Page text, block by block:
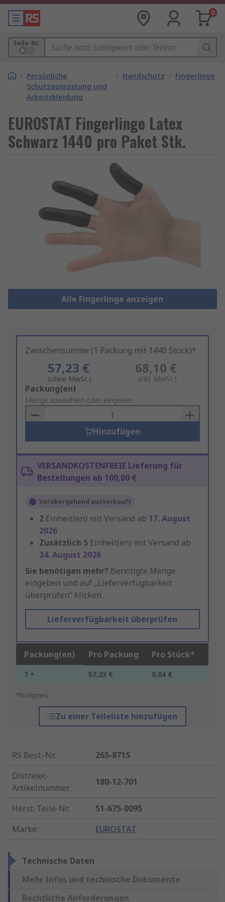
0
Teile-Nr.
/ Persönliche
Schutzausrüstung und
Arbeitskleidung
/ Handschutz / Fingerlinge
EUROSTAT Fingerlinge Latex
Schwarz 1440 pro Paket Stk.
Alle Fingerlinge anzeigen
Zwischensumme (1 Packung mit 1440 Stück)*
57,23 €
(ohne MwSt.)
68,10 €
(inkl. MwSt.)
Add
to
Basket
Packung(en)
Menge auswählen oder eingeben
Hinzufügen
VERSANDKOSTENFREIE Lieferung für
Bestellungen ab 100,00 €
Vorübergehend ausverkauft
2 Einheit(en) mit Versand ab 17. August
2026
Zusätzlich 5 Einheit(en) mit Versand ab
24. August 2026
Sie benötigen mehr? Benötigte Menge
eingeben und auf „Lieferverfügbarkeit
überprüfen“ klicken.
Lieferverfügbarkeit überprüfen
Packung(en) Pro Packung Pro Stück*
1 + 57,23 € 0,04 €
*Richtpreis
Zu einer Teileliste hinzufügen
RS Best.-Nr.:
265-8715
Distrelec-
Artikelnummer:
180-12-701
Herst. Teile-Nr.:
51-675-0095
Marke: EUROSTAT
Technische Daten
Mehr Infos und technische Dokumente
Rechtliche Anforderungen